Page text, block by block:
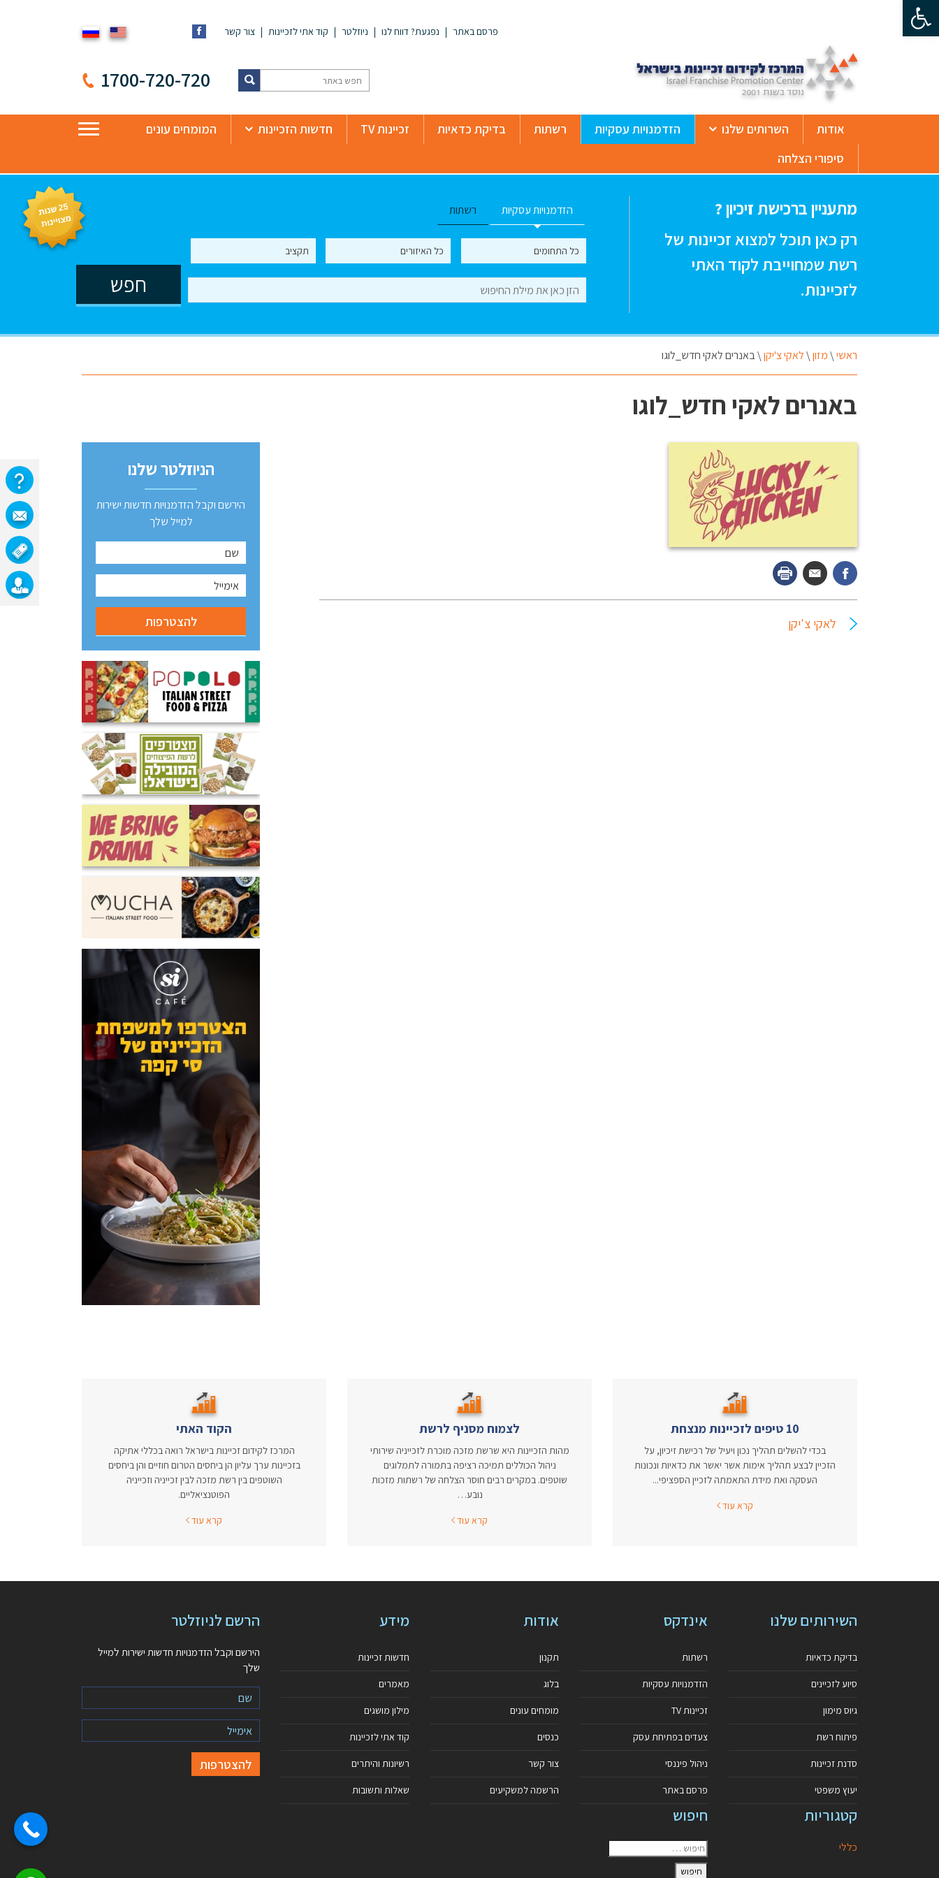
פתח סרגל נגישות
פרסם באתר נפגעת? דווח לנו ניוזלטר קוד אתי לזכיינות צור קשר
1700-720-720
אודות השרותים שלנו הזדמנויות עסקיות רשתות בדיקת כדאיות זכיינות TV חדשות הזכיינות
המומחים עונים
סיפורי הצלחה
מתעניין ברכישת זיכיון ?
רק כאן תוכל למצוא זכיינות של
רשת שמחוייבת לקוד האתי
לזכיינות.
הזדמנויות עסקיות רשתות
ראשי\מזון\לאקי צ'יקן\באנרים לאקי חדש_לוגו
באנרים לאקי חדש_לוגו
לאקי צ'יקן
הניוזלטר שלנו
הירשם וקבל הזדמנויות חדשות ישירות
למייל שלך
10 טיפים לזכיינות מנצחת
בכדי להשלים תהליך נכון ויעיל של רכישת זיכיון, על
הזכיין לבצע תהליך אימות אשר יאשר את כדאיות ונכונות
העסקה ואת מידת התאמתה לזכיין הספציפי...
קרא עוד
לצמוח מסניף לרשת
מהות הזכיינות היא שרשת מזכה מוכרת לזכייניה שירותי
ניהול הכוללים תמיכה רציפה בתמורה לתמלוגים
שוטפים. במקרים רבים חוסר הצלחה של רשתות מזכות
נובע…
קרא עוד
הקוד האתי
המרכז לקידום זכיינות בישראל רואה בכללי אתיקה
בזכיינות ערך עליון הן ביחסים הטרום חוזיים והן ביחסים
השוטפים בין רשת מזכה לבין זכייניה וזכייניה
הפוטנציאליים.
קרא עוד
השירותים שלנו
בדיקת כדאיות
סיוע לזכיינים
גיוס מימון
פיתוח רשת
סדנת זכיינות
יעוץ משפטי
אינדקס
רשתות
הזדמנויות עסקיות
זכיינות TV
צעדים בפתיחת עסק
ניהול פיננסי
פרסם באתר
אודות
תקנון
בלוג
מומחים עונים
כנסים
צור קשר
הרשמה למשקיעים
מידע
חדשות זכיינות
מאמרים
מילון מושגים
קוד אתי לזכיינות
רשיונות והיתרים
שאלות ותשובות
קטגוריות
כללי
חיפוש
הרשם לניוזלטר
הירשם וקבל הזדמנויות חדשות ישירות למייל
שלך